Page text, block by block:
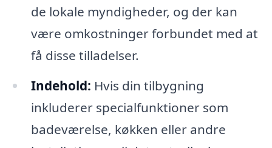
de lokale myndigheder, og der kan
være omkostninger forbundet med at
få disse tilladelser.
Indehold: Hvis din tilbygning
inkluderer specialfunktioner som
badeværelse, køkken eller andre